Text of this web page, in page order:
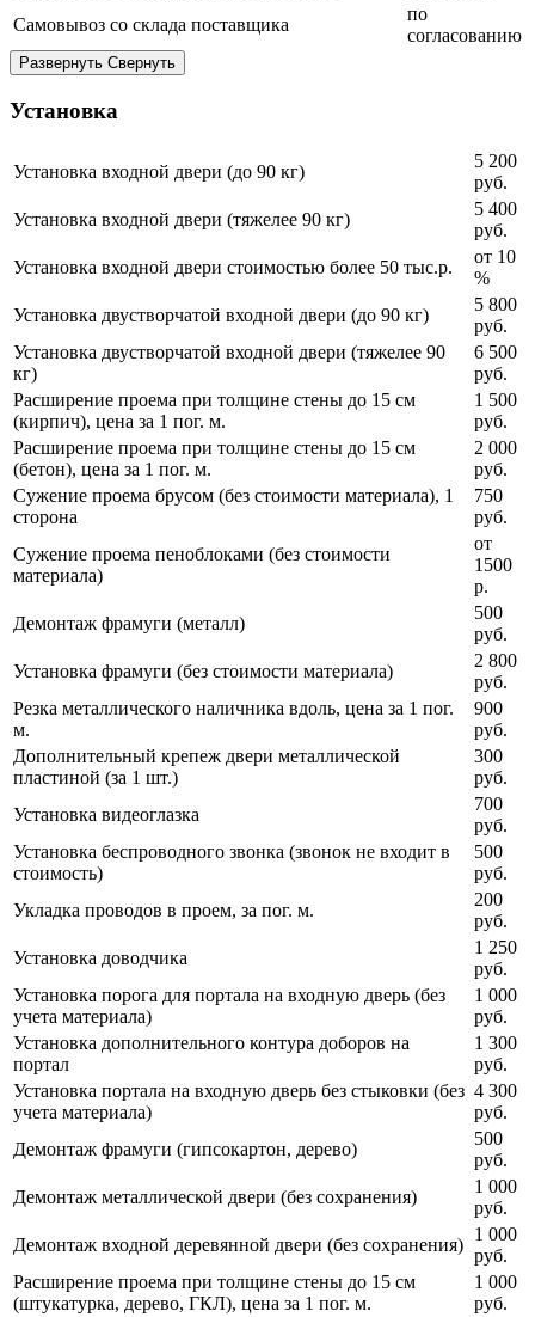
Самовывоз со склада поставщика
по
согласованию
Развернуть Свернуть
Установка
Установка входной двери (до 90 кг)
5 200
руб.
Установка входной двери (тяжелее 90 кг)
5 400
руб.
Установка входной двери стоимостью более 50 тыс.р.
от 10
%
Установка двустворчатой входной двери (до 90 кг)
5 800
руб.
Установка двустворчатой входной двери (тяжелее 90
кг)
6 500
руб.
Расширение проема при толщине стены до 15 см
(кирпич), цена за 1 пог. м.
1 500
руб.
Расширение проема при толщине стены до 15 см
(бетон), цена за 1 пог. м.
2 000
руб.
Сужение проема брусом (без стоимости материала), 1
сторона
750
руб.
Сужение проема пеноблоками (без стоимости
материала)
от
1500
р.
Демонтаж фрамуги (металл)
500
руб.
Установка фрамуги (без стоимости материала)
2 800
руб.
Резка металлического наличника вдоль, цена за 1 пог.
м.
900
руб.
Дополнительный крепеж двери металлической
пластиной (за 1 шт.)
300
руб.
Установка видеоглазка
700
руб.
Установка беспроводного звонка (звонок не входит в
стоимость)
500
руб.
Укладка проводов в проем, за пог. м.
200
руб.
Установка доводчика
1 250
руб.
Установка порога для портала на входную дверь (без
учета материала)
1 000
руб.
Установка дополнительного контура доборов на
портал
1 300
руб.
Установка портала на входную дверь без стыковки (без
учета материала)
4 300
руб.
Демонтаж фрамуги (гипсокартон, дерево)
500
руб.
Демонтаж металлической двери (без сохранения)
1 000
руб.
Демонтаж входной деревянной двери (без сохранения)
1 000
руб.
Расширение проема при толщине стены до 15 см
(штукатурка, дерево, ГКЛ), цена за 1 пог. м.
1 000
руб.